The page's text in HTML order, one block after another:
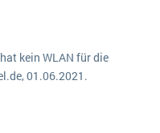
kein WLAN für die
01.06.2021.